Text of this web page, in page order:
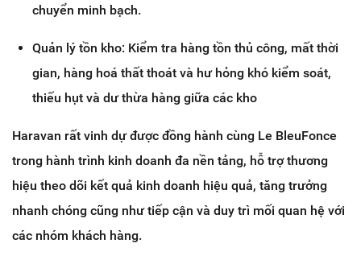
chuyển minh bạch.
Quản lý tồn kho: Kiểm tra hàng tồn thủ công, mất thời
gian, hàng hoá thất thoát và hư hỏng khó kiểm soát,
thiếu hụt và dư thừa hàng giữa các kho
Haravan rất vinh dự được đồng hành cùng Le BleuFonce
trong hành trình kinh doanh đa nền tảng, hỗ trợ thương
hiệu theo dõi kết quả kinh doanh hiệu quả, tăng trưởng
nhanh chóng cũng như tiếp cận và duy trì mối quan hệ với
các nhóm khách hàng.